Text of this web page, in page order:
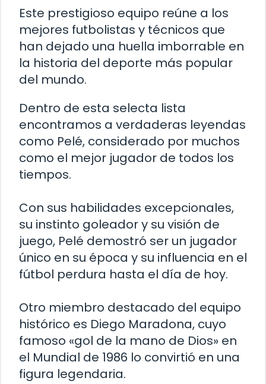
Este prestigioso equipo reúne a los
mejores futbolistas y técnicos que
han dejado una huella imborrable en
la historia del deporte más popular
del mundo.
Dentro de esta selecta lista
encontramos a verdaderas leyendas
como Pelé, considerado por muchos
como el mejor jugador de todos los
tiempos.
Con sus habilidades excepcionales,
su instinto goleador y su visión de
juego, Pelé demostró ser un jugador
único en su época y su influencia en el
fútbol perdura hasta el día de hoy.
Otro miembro destacado del equipo
histórico es Diego Maradona, cuyo
famoso «gol de la mano de Dios» en
el Mundial de 1986 lo convirtió en una
figura legendaria.